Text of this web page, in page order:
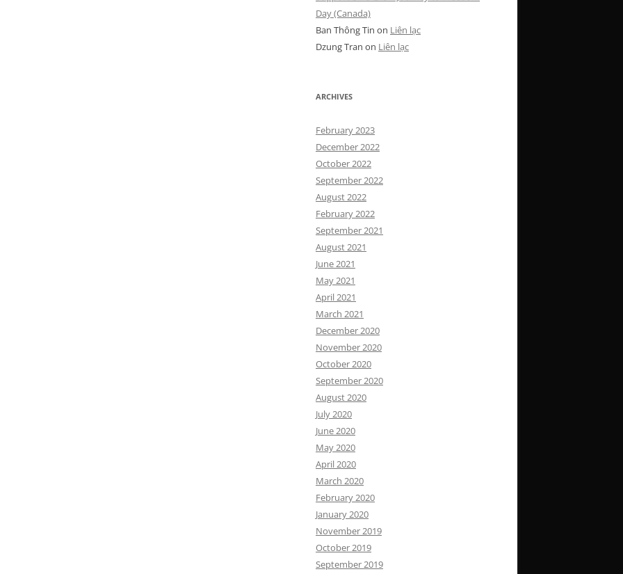
Day (Canada)
Ban Thông Tin on Liên lạc
Dzung Tran on Liên lạc
ARCHIVES
February 2023
December 2022
October 2022
September 2022
August 2022
February 2022
September 2021
August 2021
June 2021
May 2021
April 2021
March 2021
December 2020
November 2020
October 2020
September 2020
August 2020
July 2020
June 2020
May 2020
April 2020
March 2020
February 2020
January 2020
November 2019
October 2019
September 2019